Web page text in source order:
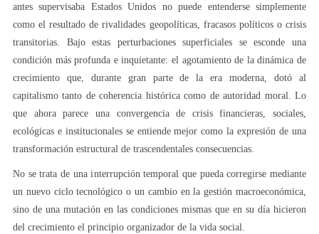
antes supervisaba Estados Unidos no puede entenderse simplemente
como el resultado de rivalidades geopolíticas, fracasos políticos o crisis
transitorias. Bajo estas perturbaciones superficiales se esconde una
condición más profunda e inquietante: el agotamiento de la dinámica de
crecimiento que, durante gran parte de la era moderna, dotó al
capitalismo tanto de coherencia histórica como de autoridad moral. Lo
que ahora parece una convergencia de crisis financieras, sociales,
ecológicas e institucionales se entiende mejor como la expresión de una
transformación estructural de trascendentales consecuencias.
No se trata de una interrupción temporal que pueda corregirse mediante
un nuevo ciclo tecnológico o un cambio en la gestión macroeconómica,
sino de una mutación en las condiciones mismas que en su día hicieron
del crecimiento el principio organizador de la vida social.